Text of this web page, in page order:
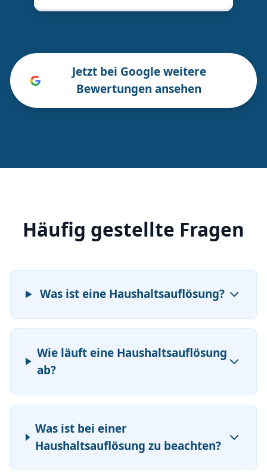
Jetzt bei Google weitere
Bewertungen ansehen
Häufig gestellte Fragen
Was ist eine Haushaltsauflösung?
Wie läuft eine Haushaltsauflösung
ab?
Was ist bei einer
Haushaltsauflösung zu beachten?